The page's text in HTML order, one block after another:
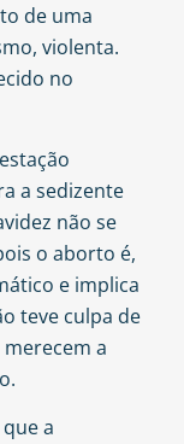
de uma
violenta.
no
a sedizente
não se
o aborto é,
e implica
teve culpa de
a
a